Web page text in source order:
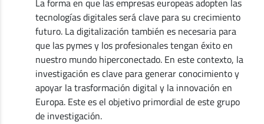
La forma en que las empresas europeas adopten las
tecnologías digitales será clave para su crecimiento
futuro. La digitalización también es necesaria para
que las pymes y los profesionales tengan éxito en
nuestro mundo hiperconectado. En este contexto, la
investigación es clave para generar conocimiento y
apoyar la trasformación digital y la innovación en
Europa. Este es el objetivo primordial de este grupo
de investigación.